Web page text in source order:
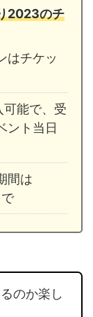
2023のチ
はチケッ
能で、受
ント当日
間は
のか楽し